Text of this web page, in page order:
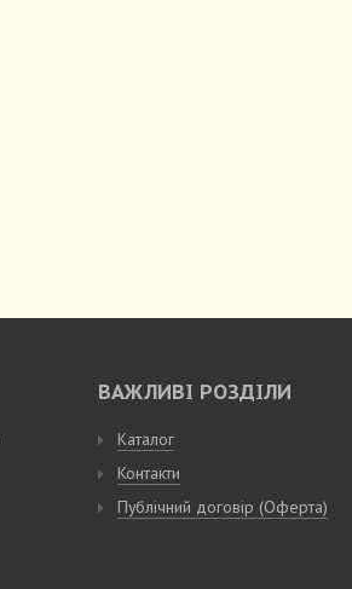
ВАЖЛИВІ РОЗДІЛИ
Каталог
Контакти
Публічний договір (Оферта)